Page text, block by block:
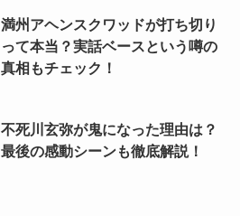
満州アヘンスクワッドが打ち切り
って本当？実話ベースという噂の
真相もチェック！
不死川玄弥が鬼になった理由は？
最後の感動シーンも徹底解説！